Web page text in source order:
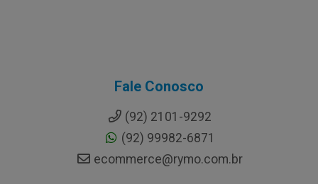
Fale Conosco
(92) 2101-9292
(92) 99982-6871
ecommerce@rymo.com.br